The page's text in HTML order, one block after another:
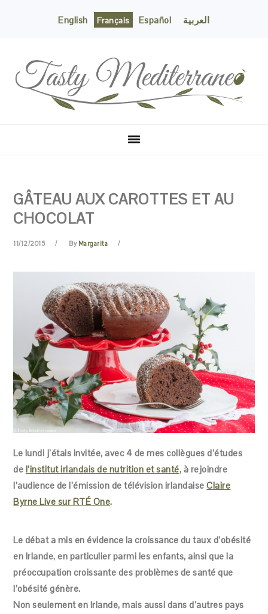
English Français Español العربية
primary
navigation
content
primary
footer
GÂTEAU AUX CAROTTES ET AU
CHOCOLAT
11/12/2015 By Margarita
Le lundi j’étais invitée, avec 4 de mes collègues d’études
de l’institut irlandais de nutrition et santé, à rejoindre
l’audience de l’émission de télévision irlandaiseClaire
Byrne Live sur RTÉ One.
Le débat a mis en évidence la croissance du taux d’obésité
en Irlande, en particulier parmi les enfants, ainsi que la
préoccupation croissante des problèmes de santé que
l’obésité génère.
Non seulement en Irlande, mais aussi dans d’autres pays